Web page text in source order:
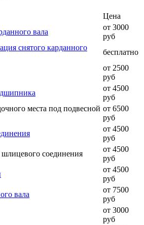
Цена
вала
от 3000
руб
снятого карданного
бесплатно
от 2500
руб
от 4500
руб
места под подвесной от 6500
руб
от 4500
руб
соединения
от 4500
руб
от 4500
руб
вала
от 7500
руб
от 3000
руб